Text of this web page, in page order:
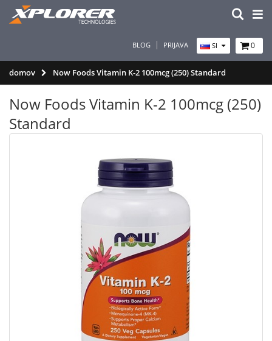
BLOG PRIJAVA SI 0
domov Now Foods Vitamin K-2 100mcg (250) Standard
Now Foods Vitamin K-2 100mcg (250)
Standard